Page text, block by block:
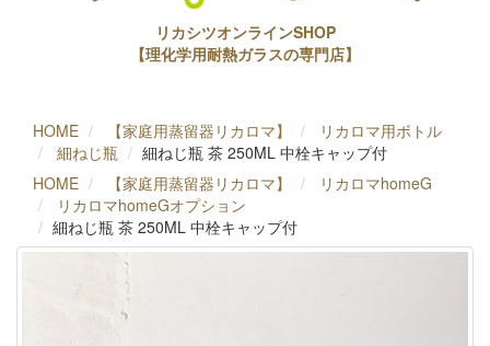
リカシツオンラインSHOP
【理化学用耐熱ガラスの専門店】
HOME 【家庭用蒸留器リカロマ】
リカロマ用ボトル
細ねじ瓶
細ねじ瓶 茶 250ML 中栓キャップ付
HOME
【家庭用蒸留器リカロマ】
リカロマhomeG
リカロマhomeGオプション
細ねじ瓶 茶 250ML 中栓キャップ付